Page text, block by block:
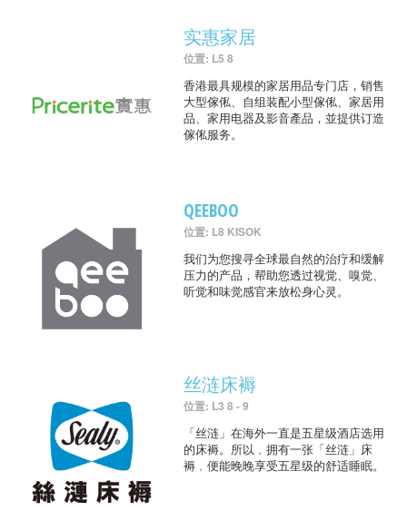
实惠家居
位置: L5 8
香港最具规模的家居用品专门店，销售
大型傢俬、自组装配小型傢俬、家居用
品、家用电器及影音產品，並提供订造
傢俬服务。
QEEBOO
位置: L8 KISOK
我们为您搜寻全球最自然的治疗和缓解
压力的产品，帮助您透过视觉、嗅觉、
听觉和味觉感官来放松身心灵。
丝涟床褥
位置: L3 8 - 9
「丝涟」在海外一直是五星级酒店选用
的床褥。所以﹐拥有一张「丝涟」床
褥﹐便能晚晚享受五星级的舒适睡眠。